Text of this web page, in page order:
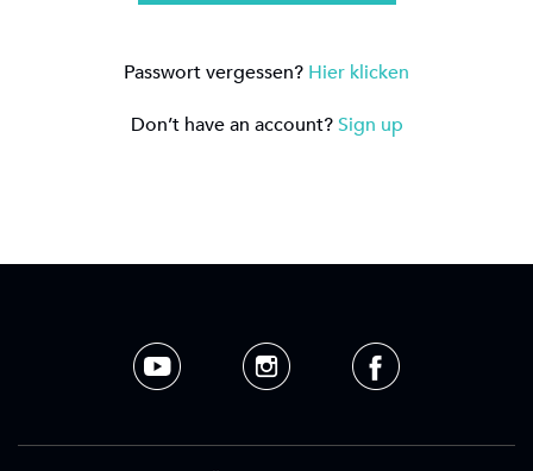
Passwort vergessen? Hier klicken
Don’t have an account?Sign up